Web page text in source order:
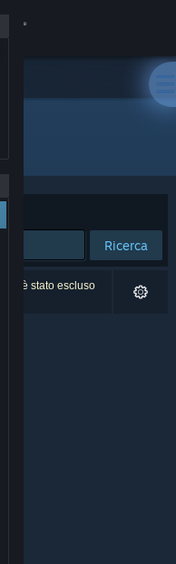
Ricerca
è stato escluso